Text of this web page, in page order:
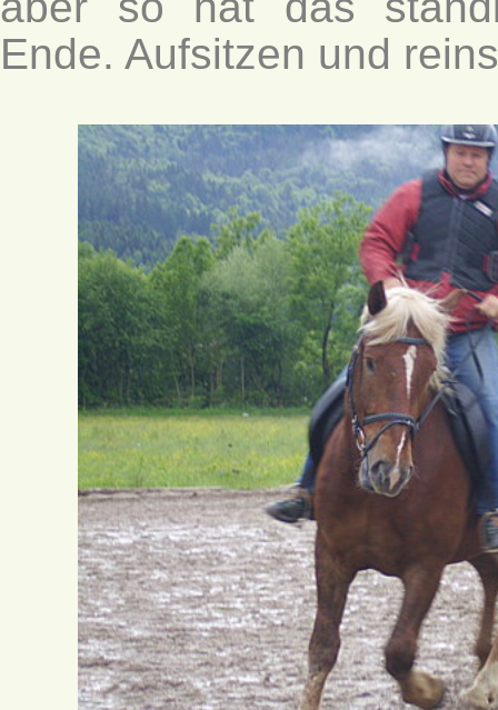
Ende. Aufsitzen und